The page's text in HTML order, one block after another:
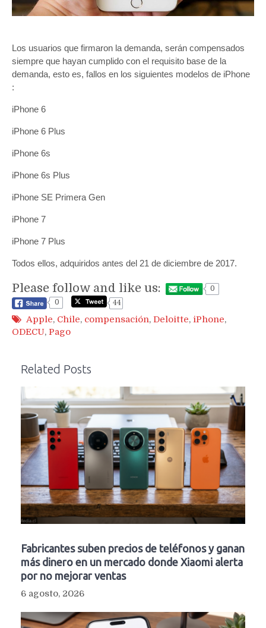
Los usuarios que firmaron la demanda, serán compensados
siempre que hayan cumplido con el requisito base de la
demanda, esto es, fallos en los siguientes modelos de iPhone
:
iPhone 6
iPhone 6 Plus
iPhone 6s
iPhone 6s Plus
iPhone SE Primera Gen
iPhone 7
iPhone 7 Plus
Todos ellos, adquiridos antes del 21 de diciembre de 2017.
Please follow and like us:
0
0
44
Apple, Chile, compensación, Deloitte, iPhone,
ODECU, Pago
Related Posts
Fabricantes suben precios de teléfonos y ganan
más dinero en un mercado donde Xiaomi alerta
por no mejorar ventas
6 agosto, 2026